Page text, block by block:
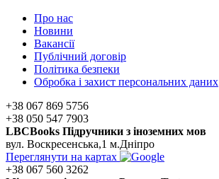
Про нас
Новини
Вакансії
Публічний договір
Політика безпеки
Обробка і захист персональних даних
+38 067 869 5756
+38 050 547 7903
LBCBooks Підручники з іноземних мов
вул. Воскресенська,1 м.Дніпро
Переглянути на картах
+38 067 560 3262